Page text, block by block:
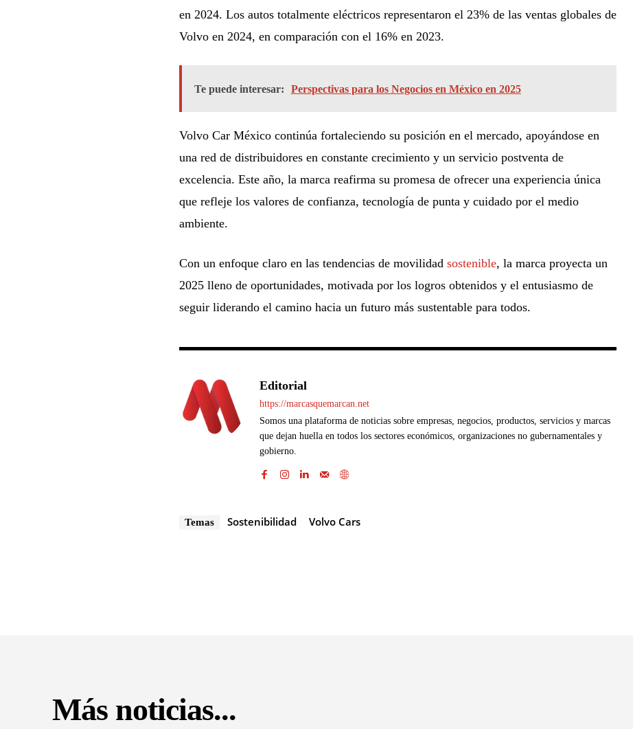
en 2024. Los autos totalmente eléctricos representaron el 23% de las ventas globales de
Volvo en 2024, en comparación con el 16% en 2023.
Te puede interesar: Perspectivas para los Negocios en México en 2025
Volvo Car México continúa fortaleciendo su posición en el mercado, apoyándose en
una red de distribuidores en constante crecimiento y un servicio postventa de
excelencia. Este año, la marca reafirma su promesa de ofrecer una experiencia única
que refleje los valores de confianza, tecnología de punta y cuidado por el medio
ambiente.
Con un enfoque claro en las tendencias de movilidad sostenible, la marca proyecta un
2025 lleno de oportunidades, motivada por los logros obtenidos y el entusiasmo de
seguir liderando el camino hacia un futuro más sustentable para todos.
Editorial
https://marcasquemarcan.net
Somos una plataforma de noticias sobre empresas, negocios, productos, servicios y marcas
que dejan huella en todos los sectores económicos, organizaciones no gubernamentales y
gobierno.
Temas Sostenibilidad Volvo Cars
Más noticias...